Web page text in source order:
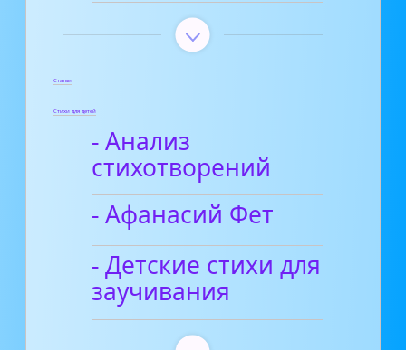
Статьи
Стихи для детей
- Анализ
стихотворений
- Афанасий Фет
- Детские стихи для
заучивания